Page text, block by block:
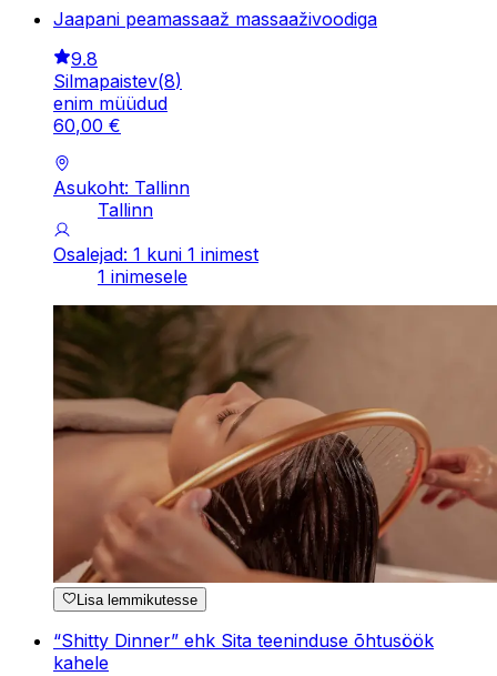
Jaapani peamassaaž massaaživoodiga
9.8
Silmapaistev(8)
enim müüdud
60,00 €
Asukoht: Tallinn
Tallinn
Osalejad: 1 kuni 1 inimest
1 inimesele
Lisa lemmikutesse
“Shitty Dinner” ehk Sita teeninduse õhtusöök
kahele